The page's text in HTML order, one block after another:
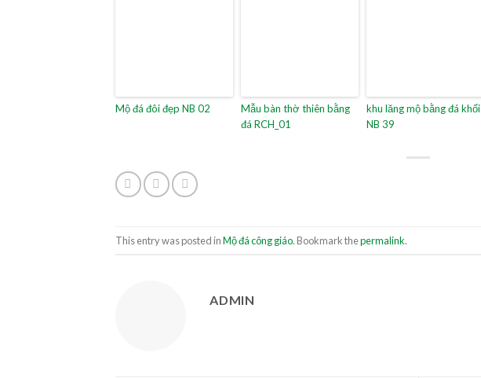
Mộ đá đôi đẹp NB 02
Mẫu bàn thờ thiên bằng
đá RCH_01
khu lăng mộ bằng đá khối
NB 39
This entry was posted inMộ đá công giáo. Bookmark thepermalink.
ADMIN